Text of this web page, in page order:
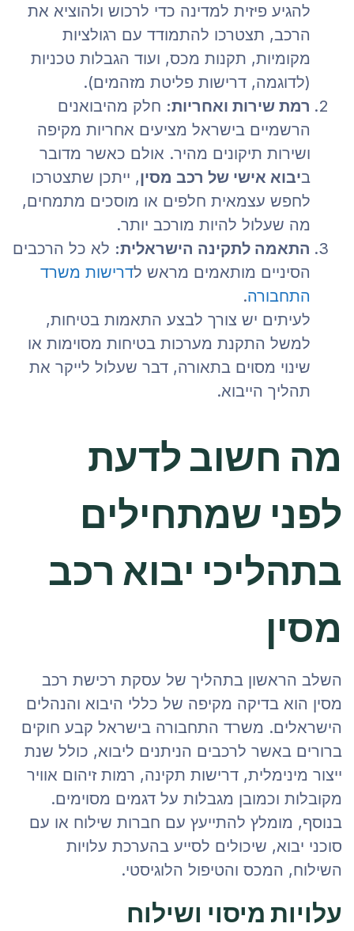
להגיע פיזית למדינה כדי לרכוש ולהוציא את
הרכב, תצטרכו להתמודד עם רגולציות
מקומיות, תקנות מכס, ועוד הגבלות טכניות
(לדוגמה, דרישות פליטת מזהמים).
רמת שירות ואחריות:חלק מהיבואנים
הרשמיים בישראל מציעים אחריות מקיפה
ושירות תיקונים מהיר. אולם כאשר מדובר
יבוא אישי של רכב מסין, ייתכן שתצטרכו
לחפש עצמאית חלפים או מוסכים מתמחים,
מה שעלול להיות מורכב יותר.
התאמה לתקינה הישראלית:לא כל הרכבים
הסיניים מותאמים מראש ל דרישות משרד
התחבורה.
לעיתים יש צורך לבצע התאמות בטיחות,
למשל התקנת מערכות בטיחות מסוימות או
שינוי מסוים בתאורה, דבר שעלול לייקר את
תהליך הייבוא.
מה חשוב לדעת
לפני שמתחילים
בתהליכי יבוא רכב
מסין
השלב הראשון בתהליך של עסקת רכישת רכב
מסין הוא בדיקה מקיפה של כללי היבוא והנהלים
הישראלים. משרד התחבורה בישראל קבע חוקים
ברורים באשר לרכבים הניתנים ליבוא, כולל שנת
ייצור מינימלית, דרישות תקינה, רמות זיהום אוויר
מקובלות וכמובן מגבלות על דגמים מסוימים.
בנוסף, מומלץ להתייעץ עם חברות שילוח או עם
סוכני יבוא, שיכולים לסייע בהערכת עלויות
השילוח, המכס והטיפול הלוגיסטי.
עלויות מיסוי ושילוח